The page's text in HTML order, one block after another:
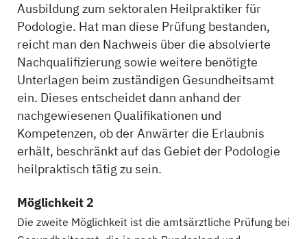
Ausbildung zum sektoralen Heilpraktiker für
Podologie. Hat man diese Prüfung bestanden,
reicht man den Nachweis über die absolvierte
Nachqualifizierung sowie weitere benötigte
Unterlagen beim zuständigen Gesundheitsamt
ein. Dieses entscheidet dann anhand der
nachgewiesenen Qualifikationen und
Kompetenzen, ob der Anwärter die Erlaubnis
erhält, beschränkt auf das Gebiet der Podologie
heilpraktisch tätig zu sein.
Möglichkeit 2
Die zweite Möglichkeit ist die amtsärztliche Prüfung bei